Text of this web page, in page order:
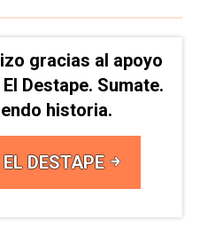
gracias al apoyo
Destape. Sumate.
historia.
DESTAPE